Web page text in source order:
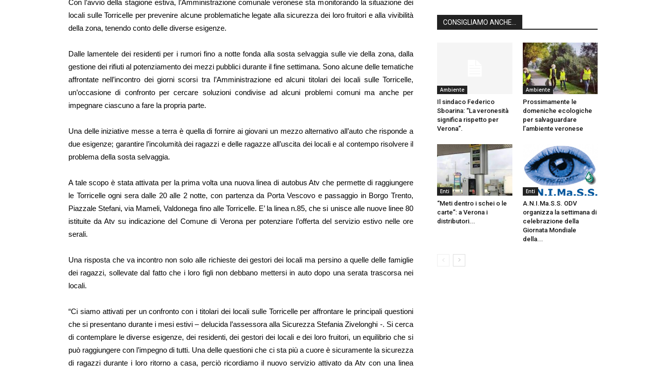
Con l’avvio della stagione estiva, l’Amministrazione comunale veronese sta monitorando la situazione dei
locali sulle Torricelle per prevenire alcune problematiche legate alla sicurezza dei loro fruitori e alla vivibilità
della zona, tenendo conto delle diverse esigenze.
Dalle lamentele dei residenti per i rumori fino a notte fonda alla sosta selvaggia sulle vie della zona, dalla
gestione dei rifiuti al potenziamento dei mezzi pubblici durante il fine settimana. Sono alcune delle tematiche
affrontate nell’incontro dei giorni scorsi tra l’Amministrazione ed alcuni titolari dei locali sulle Torricelle,
un’occasione di confronto per cercare soluzioni condivise ad alcuni problemi comuni ma anche per
impegnare ciascuno a fare la propria parte.
Una delle iniziative messe a terra è quella di fornire ai giovani un mezzo alternativo all’auto che risponde a
due esigenze; garantire l’incolumità dei ragazzi e delle ragazze all’uscita dei locali e al contempo risolvere il
problema della sosta selvaggia.
A tale scopo è stata attivata per la prima volta una nuova linea di autobus Atv che permette di raggiungere
le Torricelle ogni sera dalle 20 alle 2 notte, con partenza da Porta Vescovo e passaggio in Borgo Trento,
Piazzale Stefani, via Mameli, Valdonega fino alle Torricelle. E’ la linea n.85, che si unisce alle nuove linee 80
istituite da Atv su indicazione del Comune di Verona per potenziare l’offerta del servizio estivo nelle ore
serali.
Una risposta che va incontro non solo alle richieste dei gestori dei locali ma persino a quelle delle famiglie
dei ragazzi, sollevate dal fatto che i loro figli non debbano mettersi in auto dopo una serata trascorsa nei
locali.
“Ci siamo attivati per un confronto con i titolari dei locali sulle Torricelle per affrontare le principali questioni
che si presentano durante i mesi estivi – delucida l’assessora alla Sicurezza Stefania Zivelonghi -. Si cerca
di contemplare le diverse esigenze, dei residenti, dei gestori dei locali e dei loro fruitori, un equilibrio che si
può raggiungere con l’impegno di tutti. Una delle questioni che ci sta più a cuore è sicuramente la sicurezza
di ragazzi durante i loro ritorno a casa, perciò ricordiamo il nuovo servizio attivato da Atv con una linea
CONSIGLIAMO ANCHE...
Ambiente
Il sindaco Federico
Sboarina: “La veronesità
significa rispetto per
Verona”.
Ambiente
Prossimamente le
domeniche ecologiche
per salvaguardare
l’ambiente veronese
Enti
“Meti dentro i schei o le
carte”: a Verona i
distributori...
Enti
A.N.I.Ma.S.S. ODV
organizza la settimana di
celebrazione della
Giornata Mondiale
della...